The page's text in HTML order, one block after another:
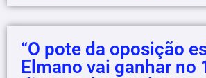
“O pote da oposição
Elmano vai ganhar no